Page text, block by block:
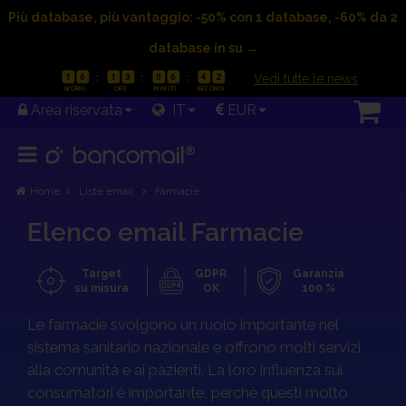
Più database, più vantaggio: -50% con 1 database, -60% da 2
database in su →
1 6 1 3 0 6 4 1 Vedi tutte le news
Area riservata IT EUR
OFFERTA VALIDA FINO AL 23/08/2026
1 6 1 3 0 5 4 2
Home Liste email Farmacie
Elenco email Farmacie
Target
su misura
GDPR
OK
Garanzia
100 %
Le farmacie svolgono un ruolo importante nel
sistema sanitario nazionale e offrono molti servizi
alla comunità e ai pazienti. La loro influenza sui
consumatori è importante, perchè questi molto